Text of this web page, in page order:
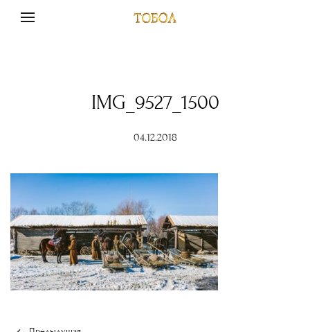
IMG_9527_1500
04.12.2018